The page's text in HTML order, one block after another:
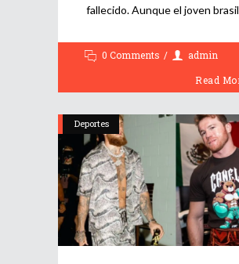
fallecido. Aunque el joven
0 Comments
admin
Read
Deportes